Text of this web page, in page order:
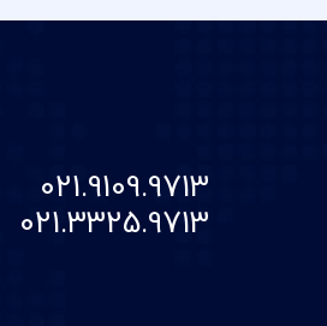
021.9109.9713
021.3325.9713